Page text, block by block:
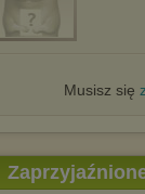
Musisz się